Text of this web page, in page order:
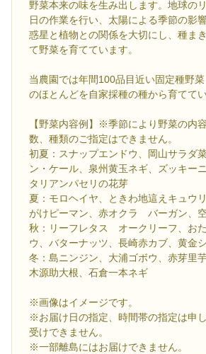
野菜本来の味を生み出します。地球の
日の作業を行い、太陽による季節の影
惑星と植物との関係を大切にし、種ま
て野菜を育てています。
当農園では年間100品目近い固定種野菜
のほとんどを自家採種の種から育ててい
【野菜内容例】※季節により野菜の内
数、種類のご指定はできません。
初夏：スナップエンドウ、岡山サラダ
ン・ケール、泉州黄玉ネギ、ズッキー
タリアンパセリの花芽
夏：モロヘイヤ、ときわ地這えキュウ
がけピーマン、赤オクラ バーガン、
秋：リーフレタス オークリーフ、お
ウ、バターナッツ、長崎赤カブ、黄金
冬：島ニンジン、大浦ゴボウ、赤芽里
木源助大根、石倉一本ネギ
※画像はイメージです。
※お届け日の指定、時間帯の指定は申
受けできません。
※一部離島にはお届けできません。